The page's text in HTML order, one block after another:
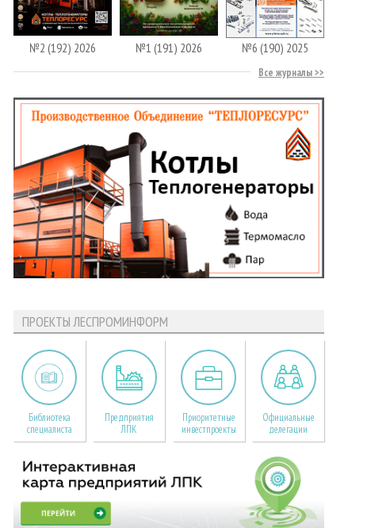
№2 (192) 2026 №1 (191) 2026 №6 (190) 2025
Все журналы
ПРОЕКТЫ ЛЕСПРОМИНФОРМ
Библиотека
специалиста
Предприятия
ЛПК
Приоритетные
инвестпроекты
Официальные
делегации